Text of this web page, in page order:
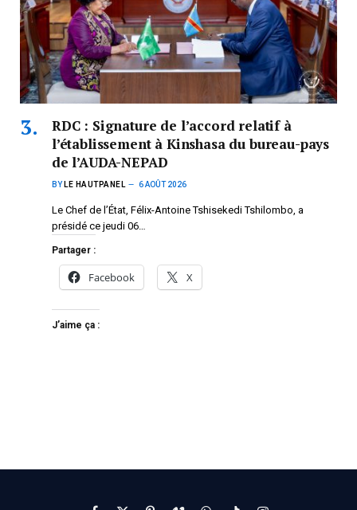
RDC : Signature de l’accord relatif à
l’établissement à Kinshasa du bureau-pays
de l’AUDA-NEPAD
BY LE HAUTPANEL 6 AOÛT 2026
Le Chef de l’État, Félix-Antoine Tshisekedi Tshilombo, a
présidé ce jeudi 06…
Partager :
Facebook X
J’aime ça :